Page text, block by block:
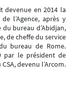
devenue en 2014 la
l’Agence, après y
bureau d’Abidjan,
de cheffe du service
bureau de Rome.
par le président de
devenu l’Arcom.